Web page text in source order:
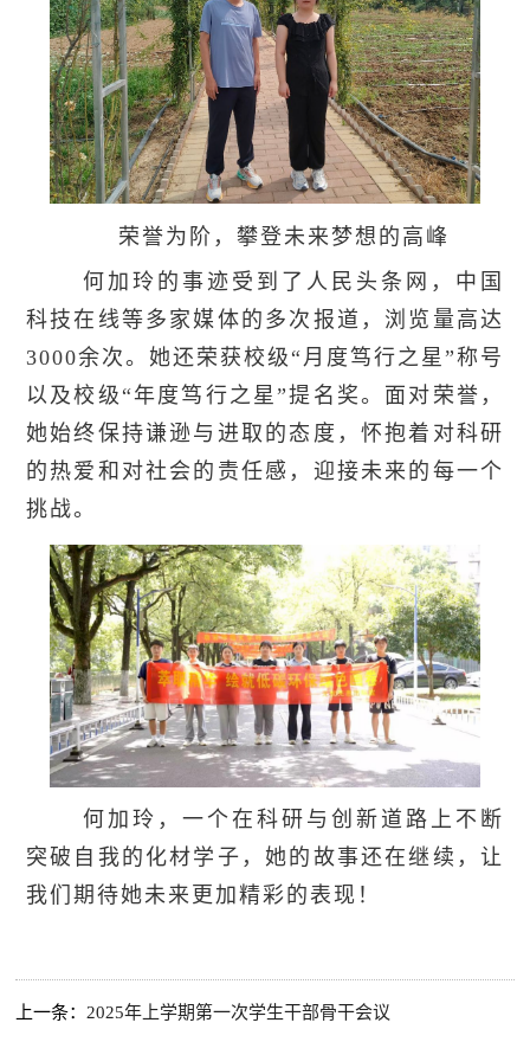
荣誉为阶，攀登未来梦想的高峰
何加玲的事迹受到了人民头条网，中国
科技在线等多家媒体的多次报道，浏览量高达
3000余次。她还荣获校级“月度笃行之星”称号
以及校级“年度笃行之星”提名奖。面对荣誉，
她始终保持谦逊与进取的态度，怀抱着对科研
的热爱和对社会的责任感，迎接未来的每一个
挑战。
何加玲，一个在科研与创新道路上不断
突破自我的化材学子，她的故事还在继续，让
我们期待她未来更加精彩的表现！
上一条： 2025年上学期第一次学生干部骨干会议